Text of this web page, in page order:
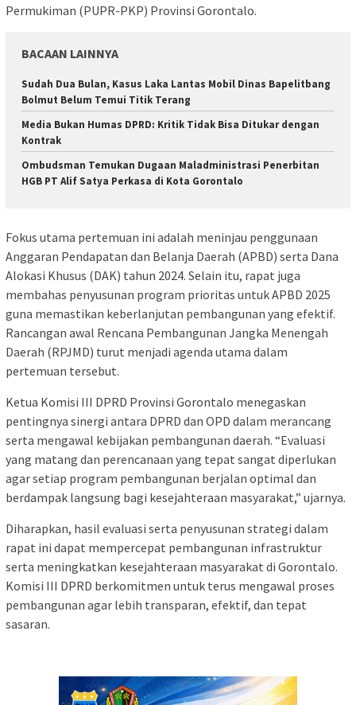
Permukiman (PUPR-PKP) Provinsi Gorontalo.
BACAAN LAINNYA
Sudah Dua Bulan, Kasus Laka Lantas Mobil Dinas Bapelitbang
Bolmut Belum Temui Titik Terang
Media Bukan Humas DPRD: Kritik Tidak Bisa Ditukar dengan
Kontrak
Ombudsman Temukan Dugaan Maladministrasi Penerbitan
HGB PT Alif Satya Perkasa di Kota Gorontalo
Fokus utama pertemuan ini adalah meninjau penggunaan
Anggaran Pendapatan dan Belanja Daerah (APBD) serta Dana
Alokasi Khusus (DAK) tahun 2024. Selain itu, rapat juga
membahas penyusunan program prioritas untuk APBD 2025
guna memastikan keberlanjutan pembangunan yang efektif.
Rancangan awal Rencana Pembangunan Jangka Menengah
Daerah (RPJMD) turut menjadi agenda utama dalam
pertemuan tersebut.
Ketua Komisi III DPRD Provinsi Gorontalo menegaskan
pentingnya sinergi antara DPRD dan OPD dalam merancang
serta mengawal kebijakan pembangunan daerah. “Evaluasi
yang matang dan perencanaan yang tepat sangat diperlukan
agar setiap program pembangunan berjalan optimal dan
berdampak langsung bagi kesejahteraan masyarakat,” ujarnya.
Diharapkan, hasil evaluasi serta penyusunan strategi dalam
rapat ini dapat mempercepat pembangunan infrastruktur
serta meningkatkan kesejahteraan masyarakat di Gorontalo.
Komisi III DPRD berkomitmen untuk terus mengawal proses
pembangunan agar lebih transparan, efektif, dan tepat
sasaran.